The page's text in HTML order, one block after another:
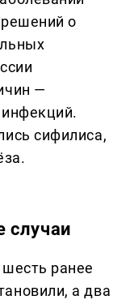
о
—
инфекций.
сифилиса,
случаи
ранее
а два